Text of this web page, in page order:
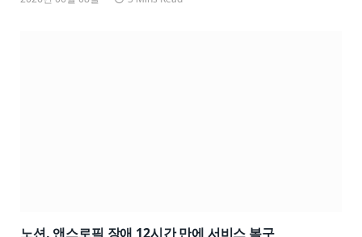
노션, 앤스로픽 장애 12시간 만에 서비스 복구